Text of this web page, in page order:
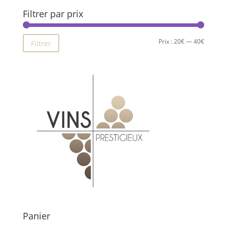
Filtrer par prix
Prix
Prix
Filtrer Prix :20€—40€
Panier